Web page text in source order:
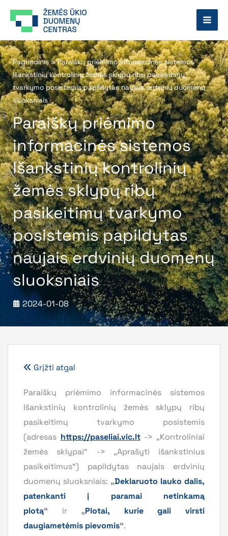
prie
Pagrindinis»Paraiškų priėmimo informacinės sistemos
Išankstinių kontrolinių žemės sklypų ribų pasikeitimų
tvarkymo posistemis papildytas naujais erdvinių duomenų
sluoksniais
Paraiškų priėmimo
informacinės sistemos
Išankstinių kontrolinių
žemės sklypų ribų
pasikeitimų tvarkymo
posistemis papildytas
naujais erdvinių duomenų
sluoksniais
2024-01-08
Grįžti atgal
Paraiškų priėmimo informacinės sistemos
Išankstinių kontrolinių žemės sklypų ribų
pasikeitimų tvarkymo posistemis
(adresas https://paseliai.vic.lt-> „Kontroliniai
žemės sklypai“ -> „Aprašyti išankstinius
pasikeitimus“) papildytas naujais erdvinių
duomenų sluoksniais: „Deklaruoto lauko dalis,
patenkanti į paramai netinkamą
plotą“ ir „Plotai, kurie gali virsti
daugiametėmis pievomis“.